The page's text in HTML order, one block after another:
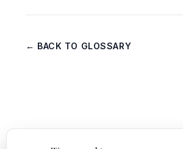
← BACK TO GLOSSARY